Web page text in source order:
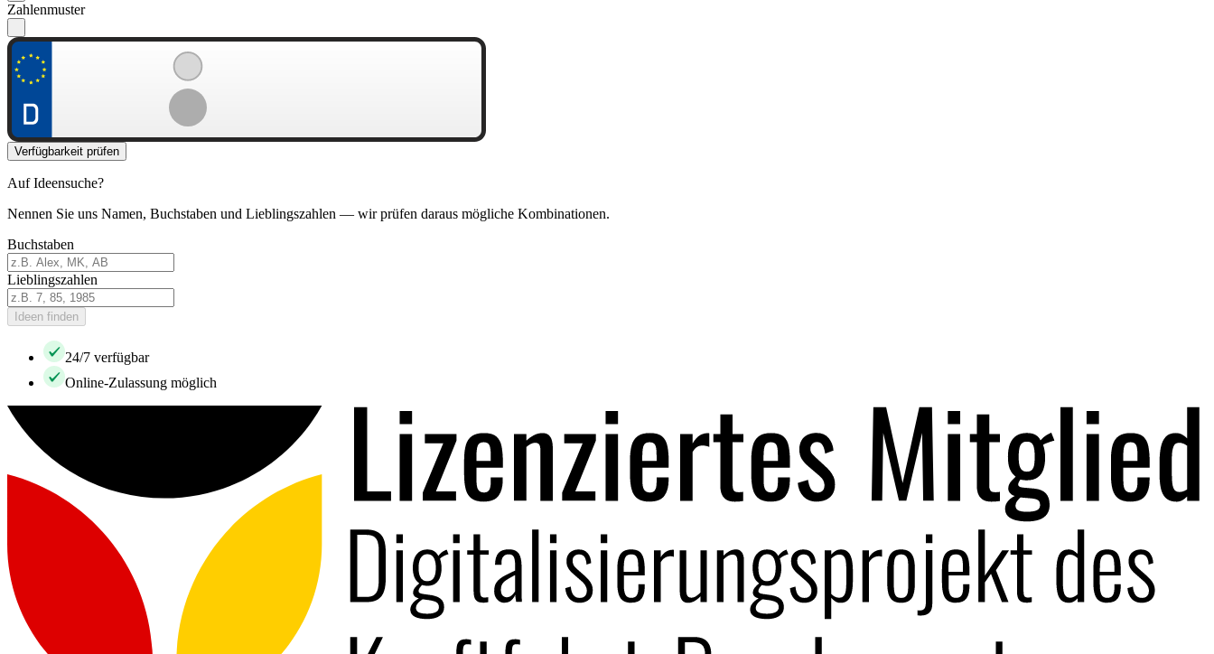
Zahlenmuster
Verfügbarkeit prüfen
Auf Ideensuche?
Nennen Sie uns Namen, Buchstaben und Lieblingszahlen — wir prüfen daraus mögliche Kombinationen.
Buchstaben
Lieblingszahlen
Ideen finden
24/7 verfügbar
Online-Zulassung möglich